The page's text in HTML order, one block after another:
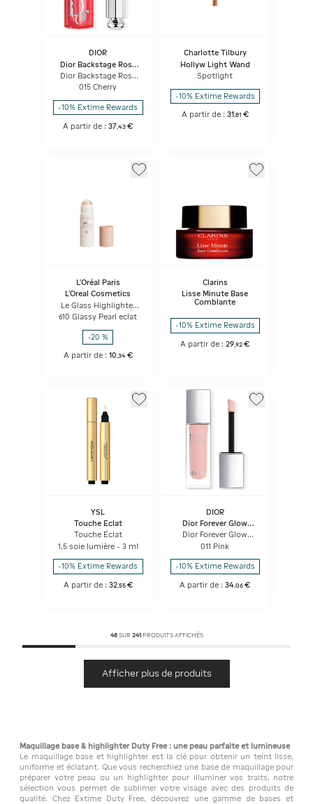
DIOR
Dior Backstage Rosy
Glow Stick
Dior Backstage Rosy
Glow Stick Blush Stick
éclat Et Couleur
Activée Par Le Ph
015 Cherry
-10% Extime Rewards
A partir de :37 ,43 €
Charlotte Tilbury
Hollyw Light Wand
Spotlight
-10% Extime Rewards
A partir de : 31,81 €
L'Oréal Paris
L'Oreal Cosmetics
Le Glass Highlighter
Stick
610 Glassy Pearl eclat
-20 %
A partir de : 10,34 €
Clarins
Lisse Minute Base
Comblante
-10% Extime Rewards
A partir de :29,92 €
YSL
Touche Eclat
Touche Éclat
1,5 soie lumière - 3 ml
-10% Extime Rewards
A partir de : 32,55 €
DIOR
Dior Forever Glow
Maximizer
Dior Forever Glow
Maximizer Highlighter
Liquide Longue Tenue
011 Pink
-10% Extime Rewards
A partir de :34,06 €
48SUR 241PRODUITS AFFICHÉS
Afficher plus de produits
Maquillage base & highlighter Duty Free : une peau parfaite et lumineuse
Le maquillage base et highlighter est la clé pour obtenir un teint lisse,
uniforme et éclatant. Que vous recherchiez une base de maquillage pour
préparer votre peau ou un highlighter pour illuminer vos traits, notre
sélection vous permet de sublimer votre visage avec des produits de
qualité. Chez Extime Duty Free, découvrez une gamme de bases et